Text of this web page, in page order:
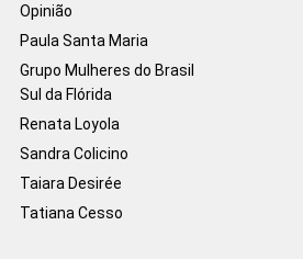
Opinião
Paula Santa Maria
Grupo Mulheres do Brasil
Sul da Flórida
Renata Loyola
Sandra Colicino
Taiara Desirée
Tatiana Cesso